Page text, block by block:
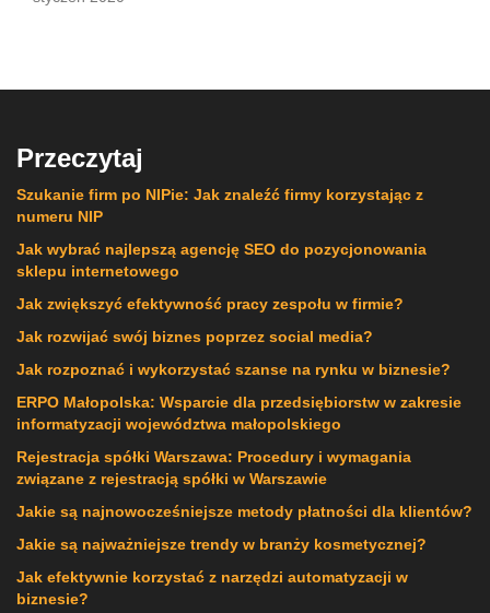
Przeczytaj
Szukanie firm po NIPie: Jak znaleźć firmy korzystając z
numeru NIP
Jak wybrać najlepszą agencję SEO do pozycjonowania
sklepu internetowego
Jak zwiększyć efektywność pracy zespołu w firmie?
Jak rozwijać swój biznes poprzez social media?
Jak rozpoznać i wykorzystać szanse na rynku w biznesie?
ERPO Małopolska: Wsparcie dla przedsiębiorstw w zakresie
informatyzacji województwa małopolskiego
Rejestracja spółki Warszawa: Procedury i wymagania
związane z rejestracją spółki w Warszawie
Jakie są najnowocześniejsze metody płatności dla klientów?
Jakie są najważniejsze trendy w branży kosmetycznej?
Jak efektywnie korzystać z narzędzi automatyzacji w
biznesie?